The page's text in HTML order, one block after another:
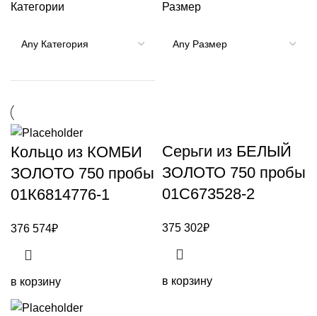
Категории Размер
Кольцо из КОМБИ
ЗОЛОТО 750 пробы
01К6814776-1
376 574₽
в корзину
Серьги из БЕЛЫЙ
ЗОЛОТО 750 пробы
01С673528-2
375 302₽
в корзину